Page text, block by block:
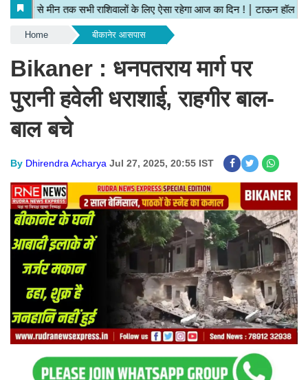
Home बीकानेर आसपास
Bikaner : धनपतराय मार्ग पर
पुरानी हवेली धराशाई, राहगीर बाल-
बाल बचे
By Dhirendra Acharya Jul 27, 2025, 20:55 IST